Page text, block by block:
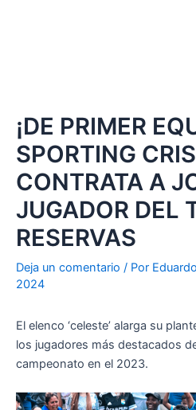
¡DE PRIMER
SPORTING
CONTRATA A
JUGADOR DEL
RESERVAS
Deja un comentario / Por
2024
El elenco ‘celeste’ alarga su
los jugadores más destacados
campeonato en el 2023.